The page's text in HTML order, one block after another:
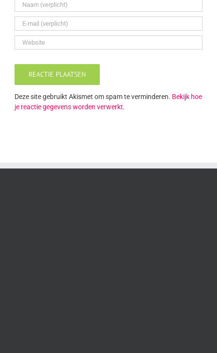
Deze site gebruikt Akismet om spam te verminderen. Bekijk hoe
je reactie gegevens worden verwerkt.